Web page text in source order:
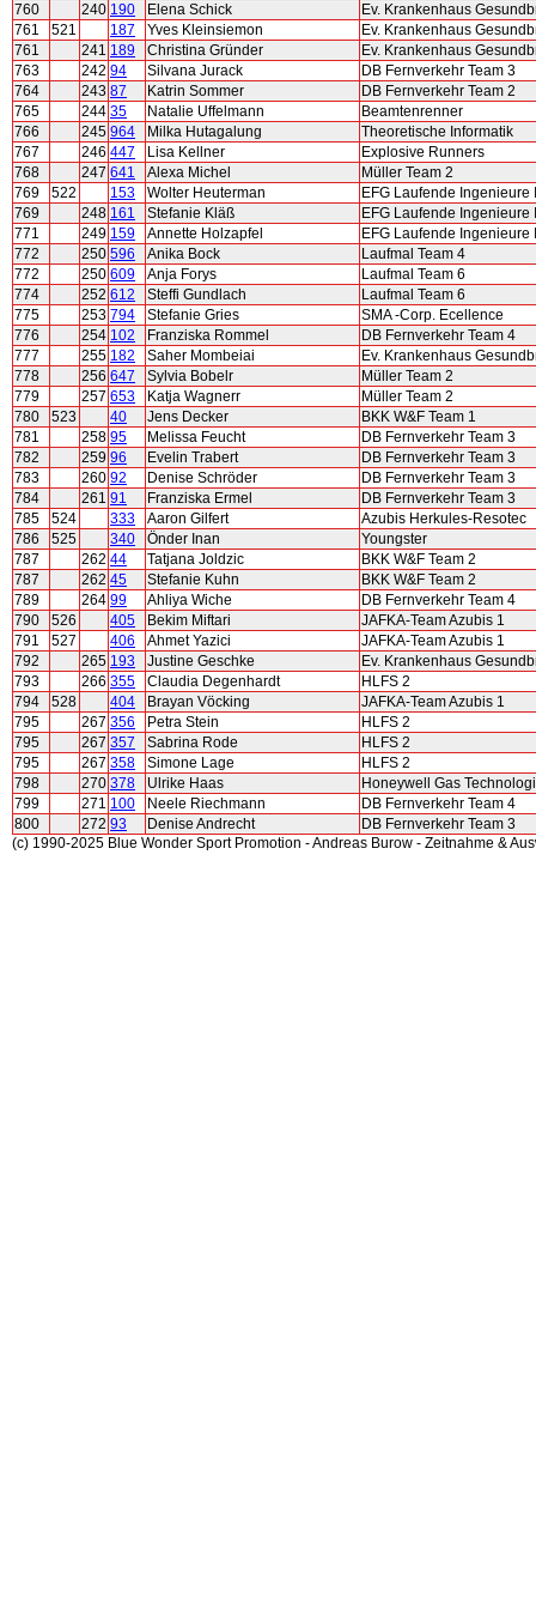
760
240 190 Elena Schick
Ev. Krankenhaus
761
521 187 Yves Kleinsiemon
Ev. Krankenhaus
761
241 189 Christina Gründer
Ev. Krankenhaus
763
242 94 Silvana Jurack
DB Fernverkehr Team 3
764
243 87 Katrin Sommer
DB Fernverkehr Team 2
765
244 35 Natalie Uffelmann
Beamtenrenner
766
245 964 Milka Hutagalung
Theoretische Informatik
767
246 447 Lisa Kellner
Explosive Runners
768
247 641 Alexa Michel
Müller Team 2
769
522 153 Wolter Heuterman
EFG Laufende Ingenieure
769
248 161 Stefanie Kläß
EFG Laufende Ingenieure
771
249 159 Annette Holzapfel
EFG Laufende Ingenieure
772
250 596 Anika Bock
Laufmal Team 4
772
250 609 Anja Forys
Laufmal Team 6
774
252 612 Steffi Gundlach
Laufmal Team 6
775
253 794 Stefanie Gries
SMA -Corp. Ecellence
776
254 102 Franziska Rommel
DB Fernverkehr Team 4
777
255 182 Saher Mombeiai
Ev. Krankenhaus
778
256 647 Sylvia Bobelr
Müller Team 2
779
257 653 Katja Wagnerr
Müller Team 2
780
523 40 Jens Decker
BKK W&F Team 1
781
258 95 Melissa Feucht
DB Fernverkehr Team 3
782
259 96 Evelin Trabert
DB Fernverkehr Team 3
783
260 92 Denise Schröder
DB Fernverkehr Team 3
784
261 91 Franziska Ermel
DB Fernverkehr Team 3
785
524 333 Aaron Gilfert
Azubis Herkules-Resotec
786
525 340 Önder Inan
Youngster
787
262 44 Tatjana Joldzic
BKK W&F Team 2
787
262 45 Stefanie Kuhn
BKK W&F Team 2
789
264 99 Ahliya Wiche
DB Fernverkehr Team 4
790
526 405 Bekim Miftari
JAFKA-Team Azubis 1
791
527 406 Ahmet Yazici
JAFKA-Team Azubis 1
792
265 193 Justine Geschke
Ev. Krankenhaus
793
266 355 Claudia Degenhardt
HLFS 2
794
528 404 Brayan Vöcking
JAFKA-Team Azubis 1
795
267 356 Petra Stein
HLFS 2
795
267 357 Sabrina Rode
HLFS 2
795
267 358 Simone Lage
HLFS 2
798
270 378 Ulrike Haas
Honeywell Gas
799
271 100 Neele Riechmann
DB Fernverkehr Team 4
800
272 93 Denise Andrecht
DB Fernverkehr Team 3
(c) 1990-2025 Blue Wonder Sport Promotion - Andreas Burow - Zeitnahme &